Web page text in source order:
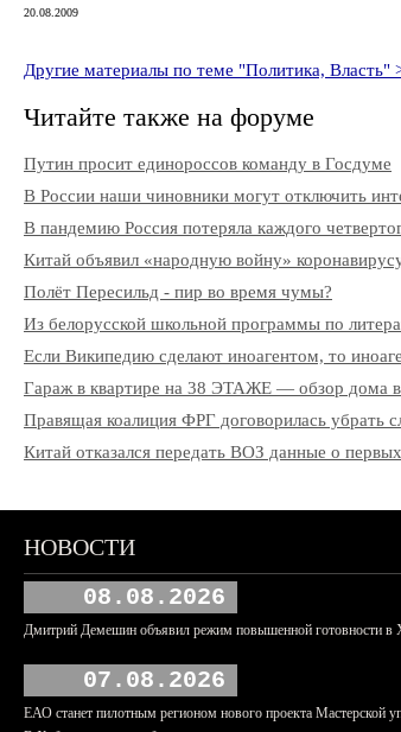
20.08.2009
Другие материалы по теме "Политика, Власть"
Читайте также на форуме
Путин просит единороссов команду в Госдуме
В России наши чиновники могут отключить
В пандемию Россия потеряла каждого
Китай объявил «народную войну»
Полёт Пересильд - пир во время чумы?
Из белорусской школьной программы по
Если Википедию сделают иноагентом, то
Гараж в квартире на 38 ЭТАЖЕ — обзор дома
Правящая коалиция ФРГ договорилась убрать
Китай отказался передать ВОЗ данные о
НОВОСТИ
08.08.2026
Дмитрий Демешин объявил режим повышенной готовности в
07.08.2026
ЕАО станет пилотным регионом нового проекта Мастерской